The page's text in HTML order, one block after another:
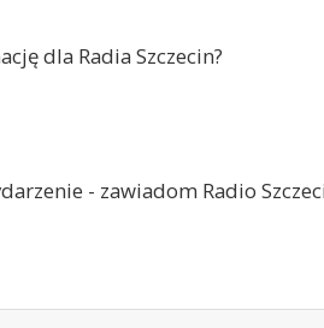
dla Radia Szczecin?
- zawiadom Radio